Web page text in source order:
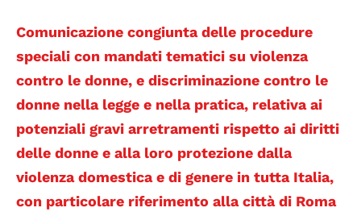
Comunicazione congiunta delle procedure
speciali con mandati tematici su violenza
contro le donne, e discriminazione contro le
donne nella legge e nella pratica, relativa ai
potenziali gravi arretramenti rispetto ai diritti
delle donne e alla loro protezione dalla
violenza domestica e di genere in tutta Italia,
con particolare riferimento alla città di Roma